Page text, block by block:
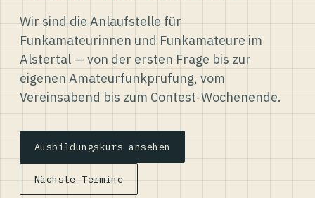
Wir sind die Anlaufstelle für
Funkamateurinnen und Funkamateure im
Alstertal — von der ersten Frage bis zur
eigenen Amateurfunkprüfung, vom
Vereinsabend bis zum Contest-Wochenende.
Ausbildungskurs ansehen
Nächste Termine